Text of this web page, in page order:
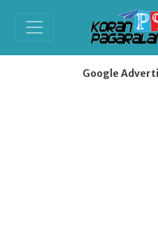
Google